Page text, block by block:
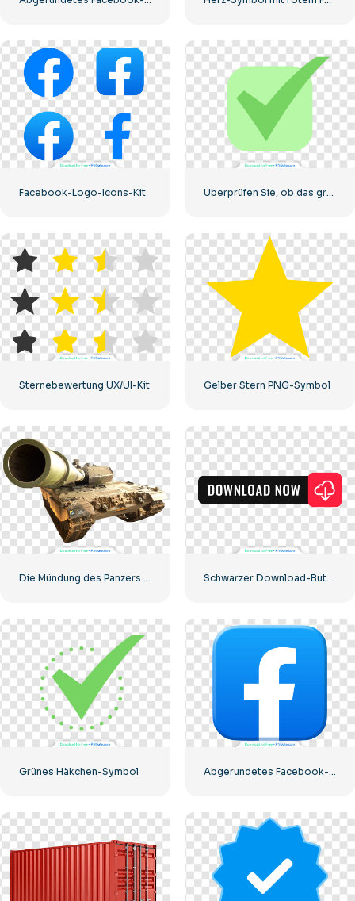
Facebook-Logo-Icons-Kit Überprüfen Sie, ob das grüne Symbol richtig abgerundet ist
Sternebewertung UX/UI-Kit Gelber Stern PNG-Symbol
Die Mündung des Panzers starrt in die Kamera Schwarzer Download-Button mit rotem Schild-Symbol
Grünes Häkchen-Symbol